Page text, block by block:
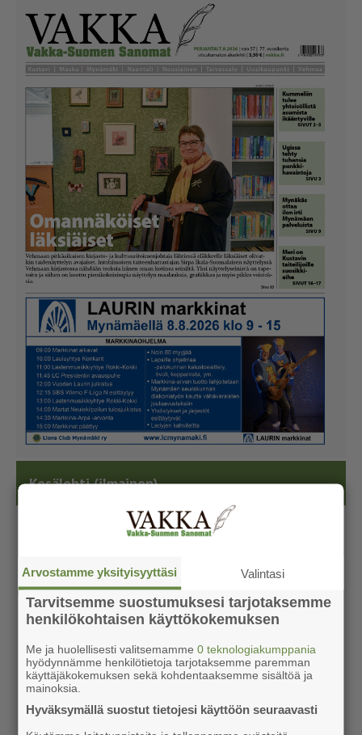
Kesälehti (ilmainen)
Arvostamme yksityisyyttäsi Valintasi
Tarvitsemme suostumuksesi tarjotaksemme
henkilökohtaisen käyttökokemuksen
Me ja huolellisesti valitsemamme0 teknologiakumppania
hyödynnämme henkilötietoja tarjotaksemme paremman
käyttäjäkokemuksen sekä kohdentaaksemme sisältöä ja
mainoksia.
Hyväksymällä suostut tietojesi käyttöön seuraavasti